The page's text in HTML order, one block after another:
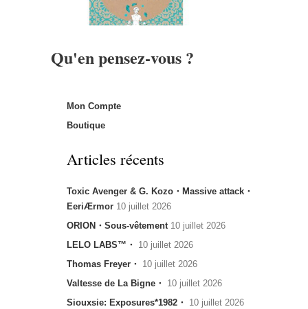
Qu'en pensez-vous ?
Mon Compte
Boutique
Articles récents
Toxic Avenger & G. Kozo・Massive attack・
EeriÆrmor 10 juillet 2026
ORION・Sous-vêtement 10 juillet 2026
LELO LABS™・ 10 juillet 2026
Thomas Freyer・ 10 juillet 2026
Valtesse de La Bigne・ 10 juillet 2026
Siouxsie: Exposures*1982・ 10 juillet 2026